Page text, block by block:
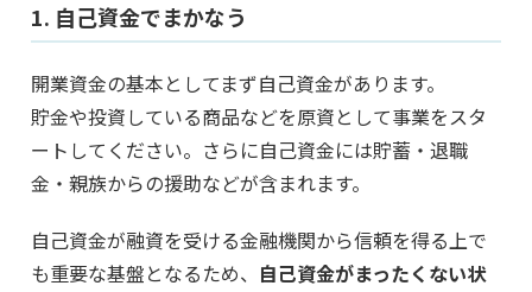
1. 自己資金でまかなう
開業資金の基本としてまず自己資金があります。
貯金や投資している商品などを原資として事業をスタ
ートしてください。さらに自己資金には貯蓄・退職
金・親族からの援助などが含まれます。
自己資金が融資を受ける金融機関から信頼を得る上で
も重要な基盤となるため、 自己資金がまったくない状